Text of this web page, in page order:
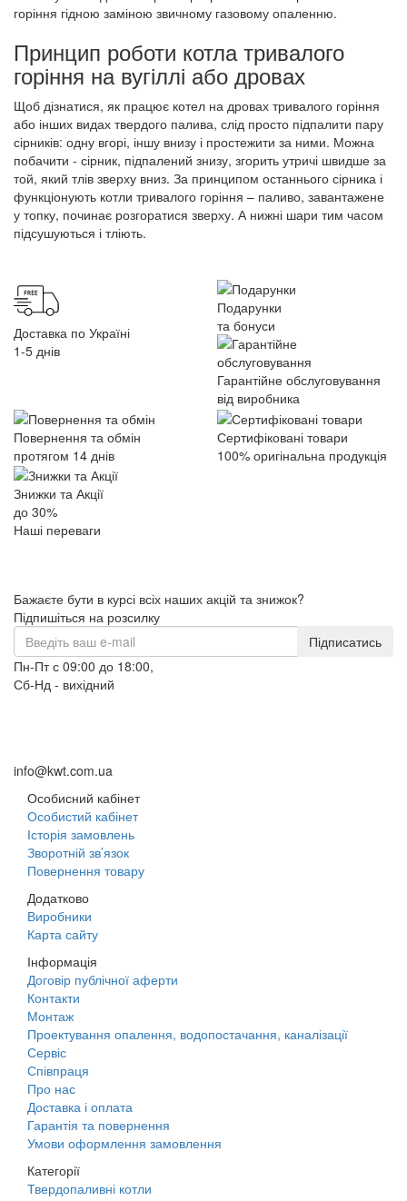
горіння гідною заміною звичному газовому опаленню.
Принцип роботи котла тривалого
горіння на вугіллі або дровах
Щоб дізнатися, як працює котел на дровах тривалого горіння
або інших видах твердого палива, слід просто підпалити пару
сірників: одну вгорі, іншу внизу і простежити за ними. Можна
побачити - сірник, підпалений знизу, згорить утричі швидше за
той, який тлів зверху вниз. За принципом останнього сірника і
функціонують котли тривалого горіння – паливо, завантажене
у топку, починає розгоратися зверху. А нижні шари тим часом
підсушуються і тліють.
Доставка по Україні
1-5 днів
Подарунки
та бонуси
Гарантійне обслуговування
від виробника
Повернення та обмін
протягом 14 днів
Сертифіковані товари
100% оригінальна продукція
Знижки та Акції
до 30%
Наші переваги
Бажаєте бути в курсі всіх наших акцій та знижок?
Підпишіться на розсилку
Підписатись
Пн-Пт с 09:00 до 18:00,
Сб-Нд - вихідний
info@kwt.com.ua
Особисний кабінет
Особистий кабінет
Історія замовлень
Зворотній зв’язок
Повернення товару
Додатково
Виробники
Карта сайту
Інформація
Договір публічної аферти
Контакти
Монтаж
Проектування опалення, водопостачання, каналізації
Сервіс
Співпраця
Про нас
Доставка і оплата
Гарантія та повернення
Умови оформлення замовлення
Категорії
Твердопаливні котли